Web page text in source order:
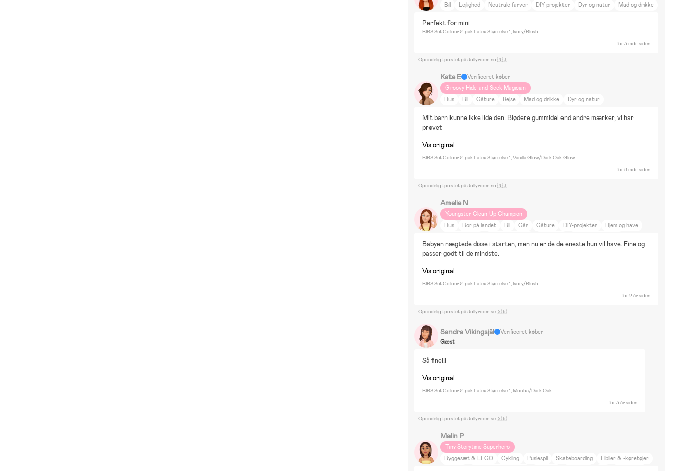
Bil
Lejlighed Neutrale farver DIY-projekter Dyr og natur
Mad og drikke
Perfekt for mini
BIBS Sut Colour 2-pak Latex Størrelse 1, Ivory/Blush
for 3 mdr. siden
Oprindeligt postet på Jollyroom.no 🇳🇴
Kate E
Verificeret køber
Groovy Hide-and-Seek Magician
Hus
Bil Gåture Rejse Mad og drikke Dyr og natur
Mit barn kunne ikke lide den. Blødere gummidel end andre mærker, vi har
prøvet
Vis original
BIBS Sut Colour 2-pak Latex Størrelse 1, Vanilla Glow/Dark Oak Glow
for 8 mdr. siden
Oprindeligt postet på Jollyroom.no 🇳🇴
Amelie N
Youngster Clean-Up Champion
Hus
Bor på landet Bil Går Gåture DIY-projekter
Hjem og have
Babyen nægtede disse i starten, men nu er de de eneste hun vil have. Fine og
passer godt til de mindste.
Vis original
BIBS Sut Colour 2-pak Latex Størrelse 1, Ivory/Blush
for 2 år siden
Oprindeligt postet på Jollyroom.se 🇸🇪
Sandra Vikingsjäl
Verificeret køber
Gæst
Så fine!!!
Vis original
BIBS Sut Colour 2-pak Latex Størrelse 1, Mocha/Dark Oak
for 3 år siden
Oprindeligt postet på Jollyroom.se 🇸🇪
Malin P
Tiny Storytime Superhero
Byggesæt & LEGO
Cykling Puslespil Skateboarding
Elbiler & -køretøjer